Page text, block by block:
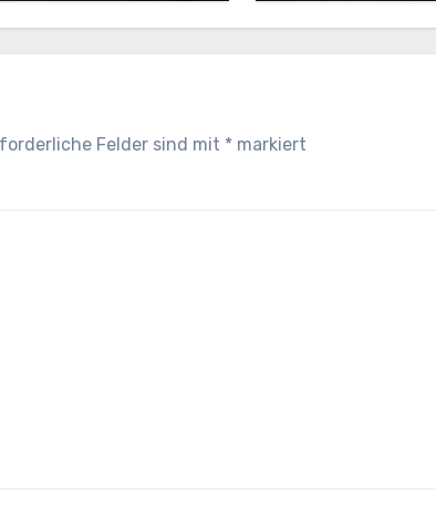
Felder sind mit * markiert